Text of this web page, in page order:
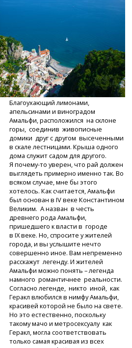
Благоухающий лимонами,
апельсинами и виноградом
Амальфи, расположился на склоне
горы, соединив живописные
домики друг с другом высеченными
в скале лестницами. Крыша одного
дома служит садом для другого.
Я почему-то уверен, что рай должен
выглядеть примерно именно так. Во
всяком случае, мне бы этого
хотелось. Как считается, Амальфи
был основан в IV веке Константином
Великим. А назван в честь
древнего рода Амальфи,
пришедшего к власти в городе
в IX веке. Но, спросите у жителей
города, и вы услышите нечто
совершенно иное. Вам непременно
расскажут легенду. И жителей
Амальфи можно понять – легенда
намного романтичнее реальности.
Согласно легенде, никто иной, как
Геракл влюбился в нимфу Амальфи,
красивей которой не было на свете.
Но это естественно, поскольку
такому мачо и метросексуалу как
Геракл, могла соответствовать
только самая красивая из всех